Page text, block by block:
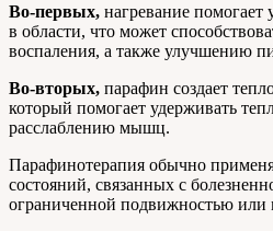
Во-первых, нагревание
в области, что может
воспаления, а также улучшению
Во-вторых, парафин создает
который помогает удерживать
расслаблению мышц.
Парафинотерапия обычно
состояний, связанных с
ограниченной подвижностью